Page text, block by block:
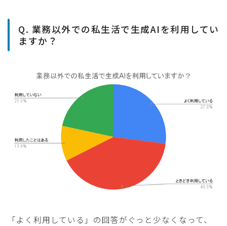
Q. 業務以外での私生活で生成AIを利用してい
ますか？
「よく利用している」の回答がぐっと少なくなって、